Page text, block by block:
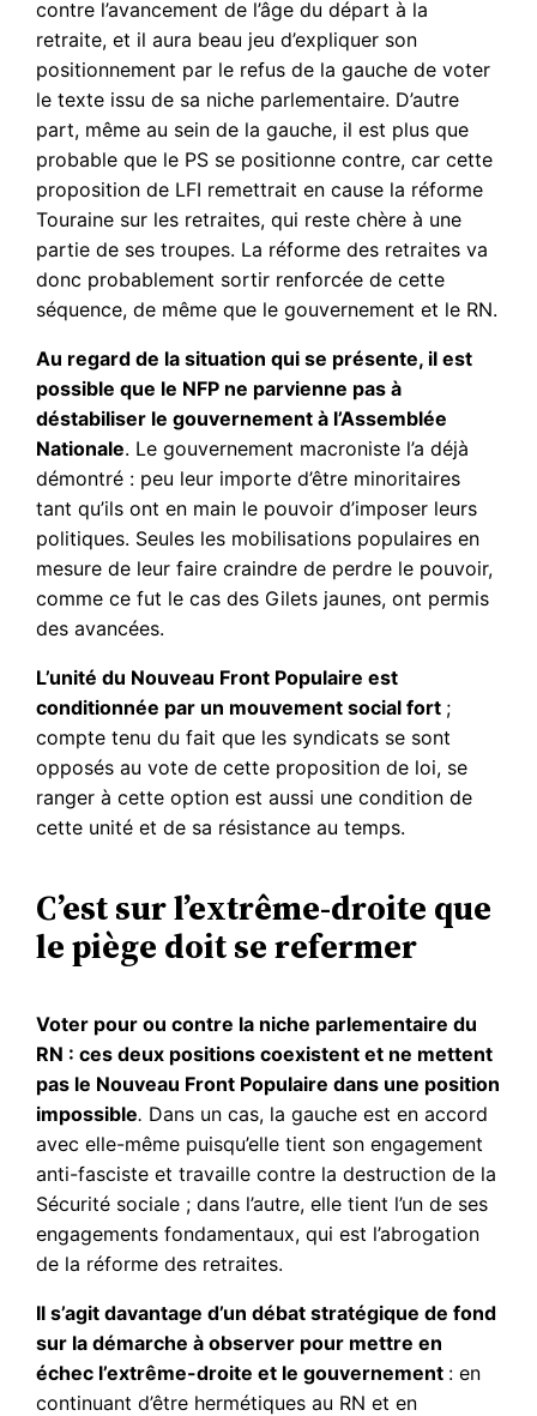
contre l’avancement de l’âge du départ à la
retraite, et il aura beau jeu d’expliquer son
positionnement par le refus de la gauche de voter
le texte issu de sa niche parlementaire. D’autre
part, même au sein de la gauche, il est plus que
probable que le PS se positionne contre, car cette
proposition de LFI remettrait en cause la réforme
Touraine sur les retraites, qui reste chère à une
partie de ses troupes. La réforme des retraites va
donc probablement sortir renforcée de cette
séquence, de même que le gouvernement et le RN.
Au regard de la situation qui se présente, il est
possible que le NFP ne parvienne pas à
déstabiliser le gouvernement à l’Assemblée
Nationale. Le gouvernement macroniste l’a déjà
démontré : peu leur importe d’être minoritaires
tant qu’ils ont en main le pouvoir d’imposer leurs
politiques. Seules les mobilisations populaires en
mesure de leur faire craindre de perdre le pouvoir,
comme ce fut le cas des Gilets jaunes, ont permis
des avancées.
L’unité du Nouveau Front Populaire est
conditionnée par un mouvement social fort ;
compte tenu du fait que les syndicats se sont
opposés au vote de cette proposition de loi, se
ranger à cette option est aussi une condition de
cette unité et de sa résistance au temps.
C’est sur l’extrême-droite que
le piège doit se refermer
Voter pour ou contre la niche parlementaire du
RN : ces deux positions coexistent et ne mettent
pas le Nouveau Front Populaire dans une position
impossible. Dans un cas, la gauche est en accord
avec elle-même puisqu’elle tient son engagement
anti-fasciste et travaille contre la destruction de la
Sécurité sociale ; dans l’autre, elle tient l’un de ses
engagements fondamentaux, qui est l’abrogation
de la réforme des retraites.
Il s’agit davantage d’un débat stratégique de fond
sur la démarche à observer pour mettre en
échec l’extrême-droite et le gouvernement : en
continuant d’être hermétiques au RN et en